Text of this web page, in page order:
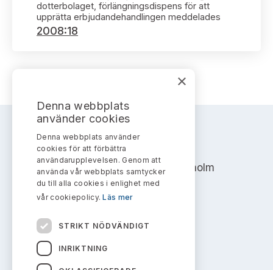
Ledamöter
Publikationer och anföranden
Sök uttalanden
Kontakt administrativa ärenden
dotterbolaget, förlängningsdispens för att
upprätta erbjudandehandlingen meddelades
2008:18
AKTIEMARKNADSNÄMNDEN
Address: Box 7354, 103 90 Stockholm
info@aktiemarknadsnamnden.se
Om innehållet
Om webbplatsen
×
Denna webbplats
använder cookies
Denna webbplats använder
cookies för att förbättra
användarupplevelsen. Genom att
använda vår webbplats samtycker
du till alla cookies i enlighet med
vår cookiepolicy.Läs mer
STRIKT NÖDVÄNDIGT
INRIKTNING